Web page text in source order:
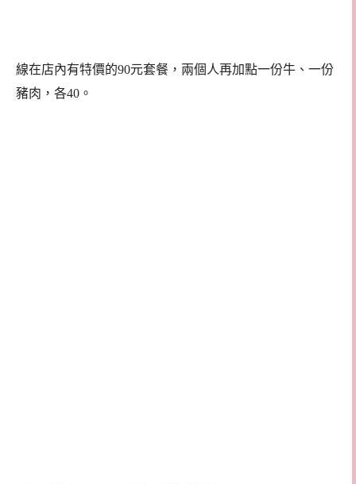
線在店內有特價的90元套餐，兩個人再加點一份牛、一份
豬肉，各40。